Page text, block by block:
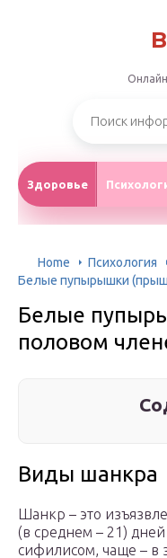
Здоровье
Home
Психология
Белые пупырышки
Белые
половом
Виды шанкра
Шанкр – это
(в среднем – 21)
сифилисом, чаще – в